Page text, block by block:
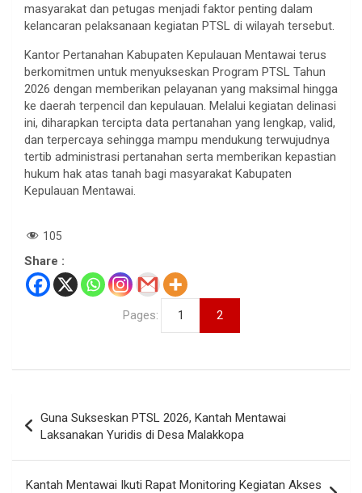
masyarakat dan petugas menjadi faktor penting dalam
kelancaran pelaksanaan kegiatan PTSL di wilayah tersebut.
Kantor Pertanahan Kabupaten Kepulauan Mentawai terus
berkomitmen untuk menyukseskan Program PTSL Tahun
2026 dengan memberikan pelayanan yang maksimal hingga
ke daerah terpencil dan kepulauan. Melalui kegiatan delinasi
ini, diharapkan tercipta data pertanahan yang lengkap, valid,
dan terpercaya sehingga mampu mendukung terwujudnya
tertib administrasi pertanahan serta memberikan kepastian
hukum hak atas tanah bagi masyarakat Kabupaten
Kepulauan Mentawai.
105
Share :
Pages: 1 2
pos
Guna Sukseskan PTSL 2026, Kantah Mentawai
Laksanakan Yuridis di Desa Malakkopa
Kantah Mentawai Ikuti Rapat Monitoring Kegiatan Akses